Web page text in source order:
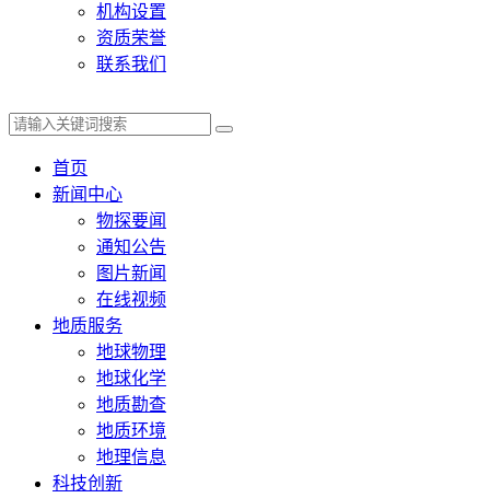
机构设置
资质荣誉
联系我们
首页
新闻中心
物探要闻
通知公告
图片新闻
在线视频
地质服务
地球物理
地球化学
地质勘查
地质环境
地理信息
科技创新